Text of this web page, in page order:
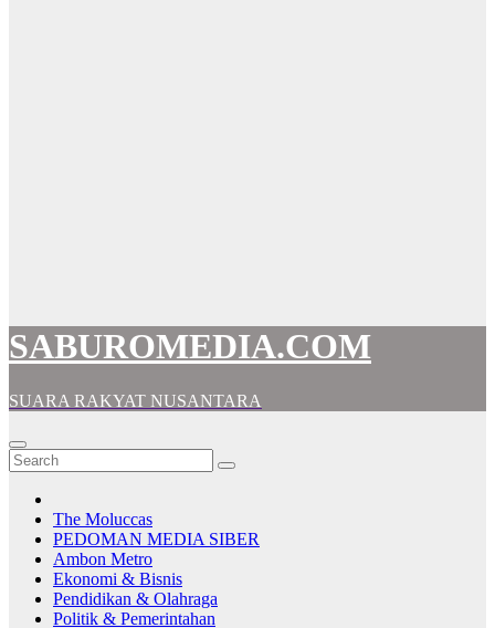
SABUROMEDIA.COM
SUARA RAKYAT NUSANTARA
The Moluccas
PEDOMAN MEDIA SIBER
Ambon Metro
Ekonomi & Bisnis
Pendidikan & Olahraga
Politik & Pemerintahan